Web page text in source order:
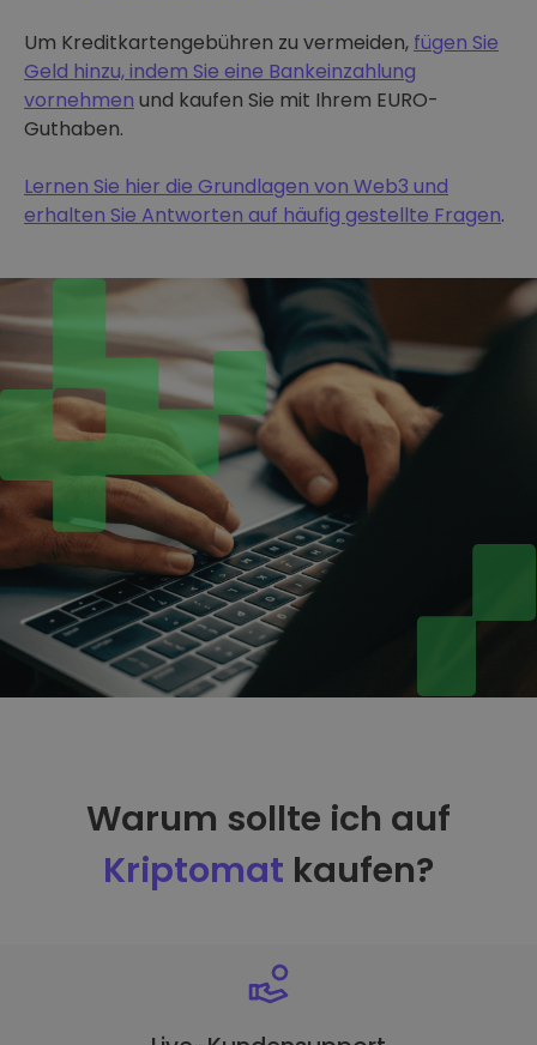
Um Kreditkartengebühren zu vermeiden, fügen Sie
Geld hinzu, indem Sie eine Bankeinzahlung
vornehmen und kaufen Sie mit Ihrem EURO-
Guthaben.
Lernen Sie hier die Grundlagen von Web3 und
erhalten Sie Antworten auf häufig gestellte Fragen.
Warum sollte ich auf
Kriptomat kaufen?